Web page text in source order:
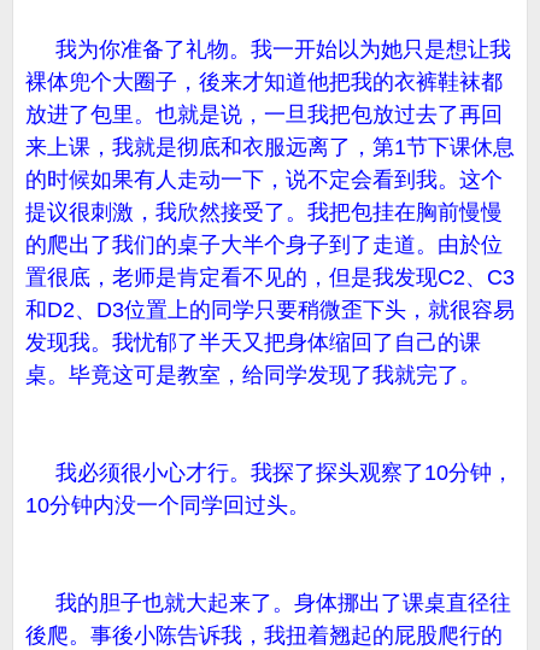
我为你准备了礼物。我一开始以为她只是想让我
裸体兜个大圈子，後来才知道他把我的衣裤鞋袜都
放进了包里。也就是说，一旦我把包放过去了再回
来上课，我就是彻底和衣服远离了，第1节下课休息
的时候如果有人走动一下，说不定会看到我。这个
提议很刺激，我欣然接受了。我把包挂在胸前慢慢
的爬出了我们的桌子大半个身子到了走道。由於位
置很底，老师是肯定看不见的，但是我发现C2、C3
和D2、D3位置上的同学只要稍微歪下头，就很容易
发现我。我忧郁了半天又把身体缩回了自己的课
桌。毕竟这可是教室，给同学发现了我就完了。
我必须很小心才行。我探了探头观察了10分钟，
10分钟内没一个同学回过头。
我的胆子也就大起来了。身体挪出了课桌直径往
後爬。事後小陈告诉我，我扭着翘起的屁股爬行的